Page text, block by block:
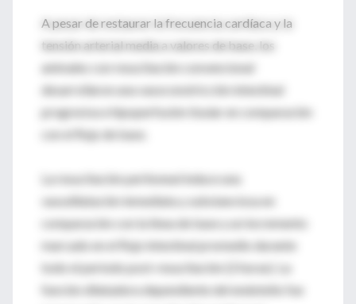
A pesar de restaurar la frecuencia cardíaca y la
tensión arterial media a valores de base, los
animales con resucitación convencional
desarrollaron una vasoconstricción intestinal
progresiva e hipoperfusión tisular en comparación
con el flujo de base.
La resucitación peritoneal induce una
vasodilatación inmediata y substanciosa en
comparación con la línea de base y un incremento
marcado en el flujo intestinal promedio durante
todo el período post-resucitación (2 horas). La
función dilatadora dependiente del endotelio fue